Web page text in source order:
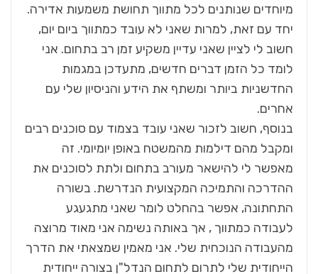
מיוחדים שנותנים לכל מתווך תחושת משמעות אדירה.
יחד עם זאת, למרות שאני לא עובד כמתווך ביום יום,
חשוב לי לציין שאני עדיין משקיע זמן רב בתחום. אני
לומד כל הזמן דברים חדשים, מתעדכן במגמות
החדשניות ביותר ומשתף את הידע והניסיון שלי עם
אחרים.
בנוסף, חשוב לזכור שאני עובד בצמוד עם סוכנים רבים
ומקבל מהם דילמות מהמשטח באופן יומיומי. זה
מאפשר לי להישאר מעורב בתחום ולתת לסוכנים את
ההדרכה והתמיכה המקצועית הנדרשת. בשורה
התחתונה, אפשר בהחלט לומר שאני מתגעגע
לעבודה כמתווך , אך באותה נשימה אני מאוד מרוצה
מהעבודה הנוכחית שלי. אני מאמין שמצאתי את הדרך
הייחודית שלי לתרום לתחום הנדל"ן בצורה ייחודית